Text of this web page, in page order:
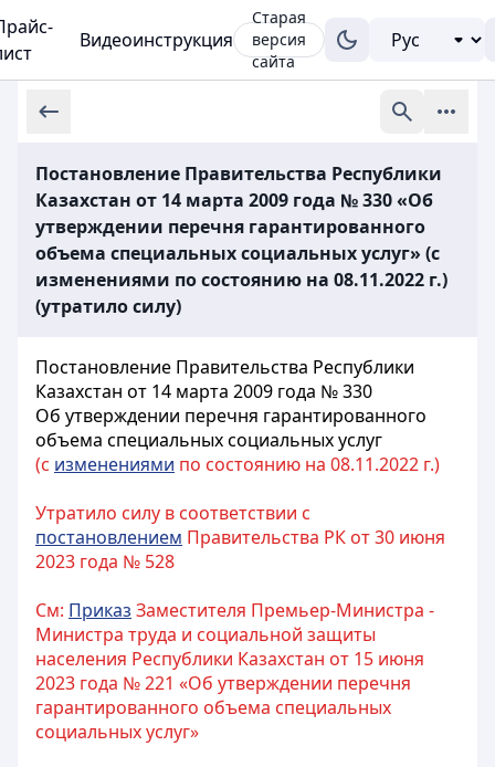
Видеоинструкция
Старая
версия
сайта
Постановление Правительства Республики
Казахстан от 14 марта 2009 года № 330 «Об
утверждении перечня гарантированного
объема специальных социальных услуг» (с
изменениями по состоянию на 08.11.2022 г.)
(утратило силу)
Постановление Правительства Республики
Казахстан от 14 марта 2009 года № 330
Об утверждении перечня гарантированного
объема специальных социальных услуг
(с изменениями по состоянию на 08.11.2022 г.)
Утратило силу в соответствии с
постановлением Правительства РК от 30 июня
2023 года № 528
См: Приказ Заместителя Премьер-Министра -
Министра труда и социальной защиты
населения Республики Казахстан от 15 июня
2023 года № 221 «Об утверждении перечня
гарантированного объема специальных
социальных услуг»